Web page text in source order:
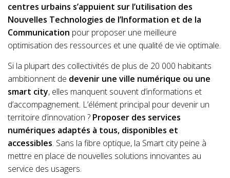
centres urbains s’appuient sur l’utilisation des
Nouvelles Technologies de l’Information et de la
Communication pour proposer une meilleure
optimisation des ressources et une qualité de vie optimale.
Si la plupart des collectivités de plus de 20 000 habitants
ambitionnent de devenir une ville numérique ou une
smart city, elles manquent souvent d’informations et
d’accompagnement. L’élément principal pour devenir un
territoire d’innovation ? Proposer des services
numériques adaptés à tous, disponibles et
accessibles. Sans la fibre optique, la Smart city peine à
mettre en place de nouvelles solutions innovantes au
service des usagers.